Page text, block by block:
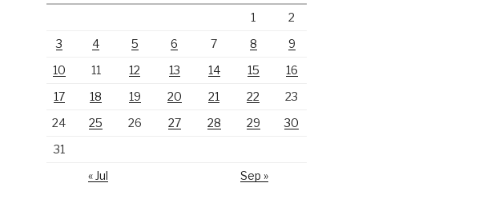
1
2
3
4 5 6 7 8
9
10
11 12 13 14 15
16
17
18 19 20 21 22
23
24
25 26 27 28 29
30
31
« Jul
Sep »